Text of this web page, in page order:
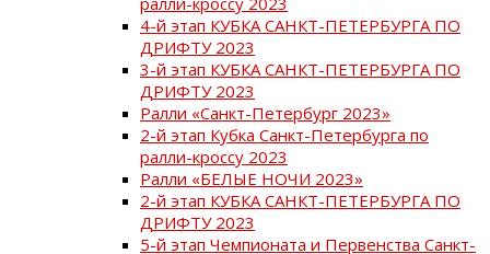
4-й этап КУБКА САНКТ-ПЕТЕРБУРГА ПО
ДРИФТУ 2023
3-й этап КУБКА САНКТ-ПЕТЕРБУРГА ПО
ДРИФТУ 2023
Ралли «Санкт-Петербург 2023»
2-й этап Кубка Санкт-Петербурга по
ралли-кроссу 2023
Ралли «БЕЛЫЕ НОЧИ 2023»
2-й этап КУБКА САНКТ-ПЕТЕРБУРГА ПО
ДРИФТУ 2023
5-й этап Чемпионата и Первенства Санкт-